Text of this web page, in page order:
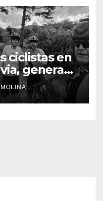
ciclistas en
genera
el Cauca